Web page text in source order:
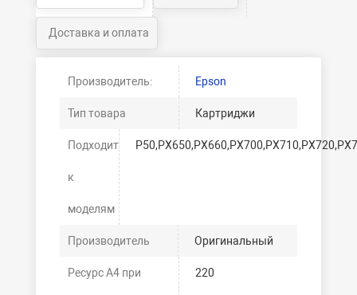
Доставка и оплата
Производитель: Epson
Тип товара Картриджи
Подходит
к
моделям
Производитель Оригинальный
Ресурс А4 при 220